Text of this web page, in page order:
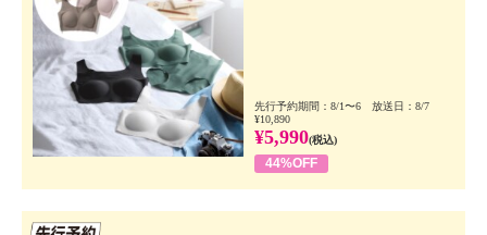
先行予約期間：8/1〜6 放送日：8/7
¥10,890
¥5,990(税込)
44%OFF